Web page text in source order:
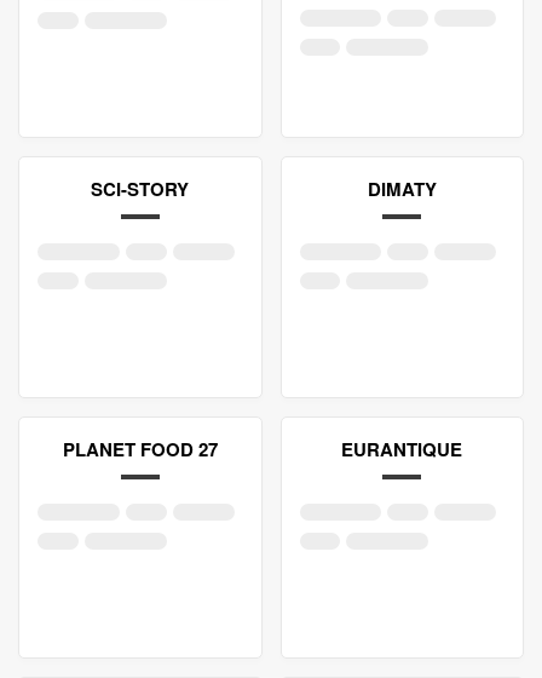
SCI-STORY DIMATY
PLANET FOOD 27 EURANTIQUE